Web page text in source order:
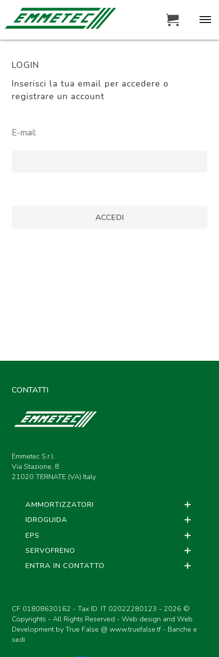
LOGIN
Inserisci la tua email per accedere o
registrare un account
E-mail:
CONTATTI
Emmetec S.r.l.
Via Stazione, 8
21020 TERNATE (VA) Italy
AMMORTIZZATORI
IDROGUIDA
EPS
SERVOFRENO
ENTRA IN CONTATTO
CF 01808630162 - Tax ID: IT 02022280123 - 2026 ©
Copyrights - All Rights Reserved - Web design and Web
Development by True False @ www.truefalse.tf- Banche e
sedi